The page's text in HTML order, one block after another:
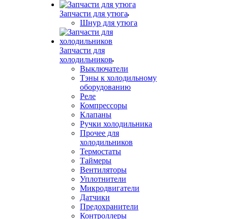
Запчасти для утюга
Шнур для утюга
Запчасти для
холодильников
Выключатели
Тэны к холодильному
оборудованию
Реле
Компрессоры
Клапаны
Ручки холодильника
Прочее для
холодильников
Термостаты
Таймеры
Вентиляторы
Уплотнители
Микродвигатели
Датчики
Предохранители
Контроллеры